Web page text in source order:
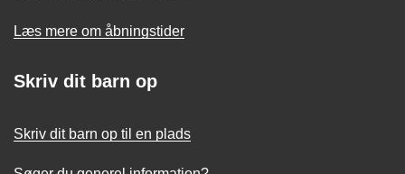
Læs mere om åbningstider
Skriv dit barn op
Skriv dit barn op til en plads